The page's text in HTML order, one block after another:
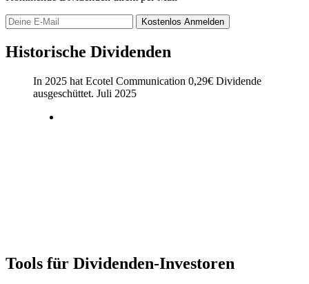
Kostenlos Anmelden
Historische Dividenden
In 2025 hat Ecotel Communication 0,29€ Dividende
ausgeschüttet. Juli 2025
Tools für Dividenden-Investoren